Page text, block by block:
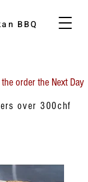
BBQ
over 300chf
order the Next Day